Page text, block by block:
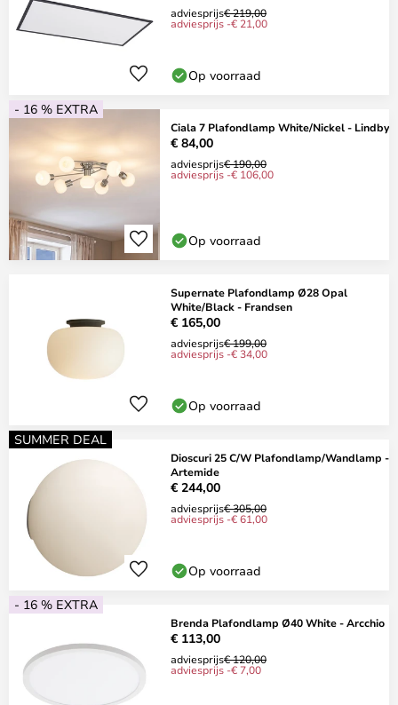
adviesprijs€ 219,00
adviesprijs -€ 21,00
Op voorraad
- 16 % EXTRA
Ciala 7 Plafondlamp White/Nickel - Lindby
€ 84,00
adviesprijs€ 190,00
adviesprijs -€ 106,00
Op voorraad
Supernate Plafondlamp Ø28 Opal
White/Black - Frandsen
€ 165,00
adviesprijs€ 199,00
adviesprijs -€ 34,00
Op voorraad
SUMMER DEAL
Dioscuri 25 C/W Plafondlamp/Wandlamp -
Artemide
€ 244,00
adviesprijs€ 305,00
adviesprijs -€ 61,00
Op voorraad
- 16 % EXTRA
Brenda Plafondlamp Ø40 White - Arcchio
€ 113,00
adviesprijs€ 120,00
adviesprijs -€ 7,00